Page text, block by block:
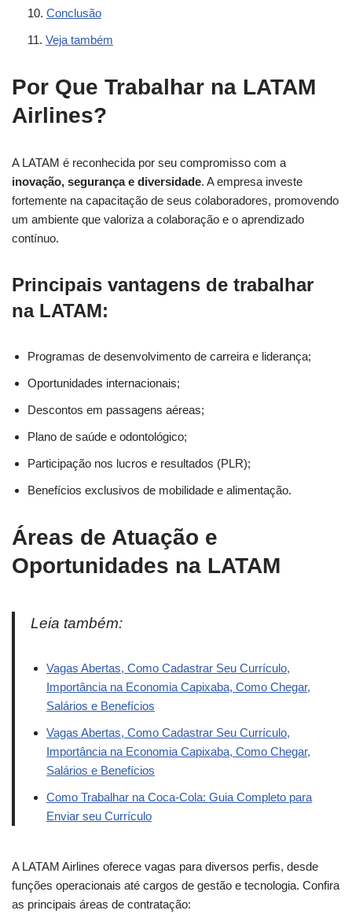
Conclusão
Veja também
Por Que Trabalhar na LATAM
Airlines?
A LATAM é reconhecida por seu compromisso com a
inovação, segurança e diversidade. A empresa investe
fortemente na capacitação de seus colaboradores, promovendo
um ambiente que valoriza a colaboração e o aprendizado
contínuo.
Principais vantagens de trabalhar
na LATAM:
Programas de desenvolvimento de carreira e liderança;
Oportunidades internacionais;
Descontos em passagens aéreas;
Plano de saúde e odontológico;
Participação nos lucros e resultados (PLR);
Benefícios exclusivos de mobilidade e alimentação.
Áreas de Atuação e
Oportunidades na LATAM
Leia também:
Vagas Abertas, Como Cadastrar Seu Currículo,
Importância na Economia Capixaba, Como Chegar,
Salários e Benefícios
Vagas Abertas, Como Cadastrar Seu Currículo,
Importância na Economia Capixaba, Como Chegar,
Salários e Benefícios
Como Trabalhar na Coca-Cola: Guia Completo para
Enviar seu Currículo
A LATAM Airlines oferece vagas para diversos perfis, desde
funções operacionais até cargos de gestão e tecnologia. Confira
as principais áreas de contratação: